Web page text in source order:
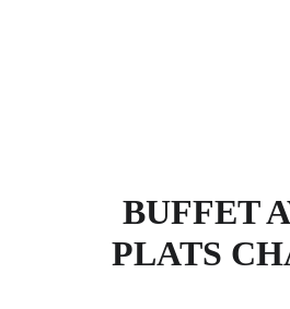
BUFFET
PLATS